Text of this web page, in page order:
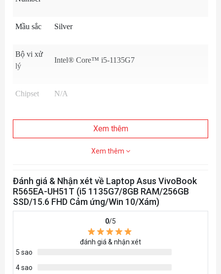
Mầu sắc Silver
Bộ vi xử
lý
Intel® Core™ i5-1135G7
Chipset N/A
Bộ nhớ
4GB DDR4 2666 MHz onboard + 4GB DDR4
2666 MHz SODIM
Dung
lượng tối
VGA
Xem thêm
Xem thêm
Đánh giá & Nhận xét về Laptop Asus VivoBook
R565EA-UH51T (i5 1135G7/8GB RAM/256GB
SSD/15.6 FHD Cảm ứng/Win 10/Xám)
0/5
đánh giá & nhận xét
5 sao
4 sao